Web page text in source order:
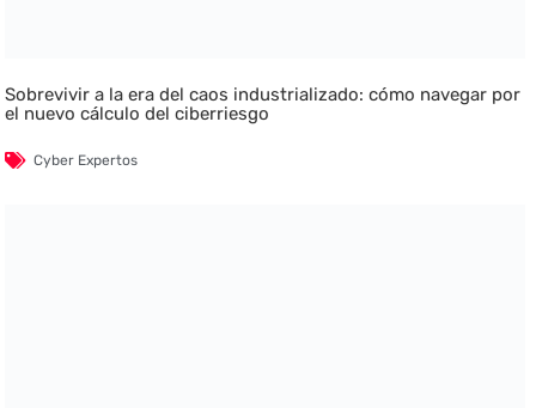
Sobrevivir a la era del caos industrializado: cómo navegar por
el nuevo cálculo del ciberriesgo
Cyber Expertos